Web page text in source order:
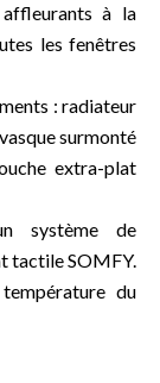
à la
les fenêtres
: radiateur
surmonté
extra-plat
système de
tactile SOMFY.
du